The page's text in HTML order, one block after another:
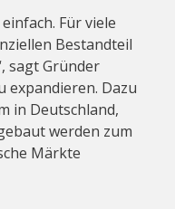
Für viele
Bestandteil
sagt Gründer
expandieren. Dazu
in Deutschland,
werden zum
Märkte